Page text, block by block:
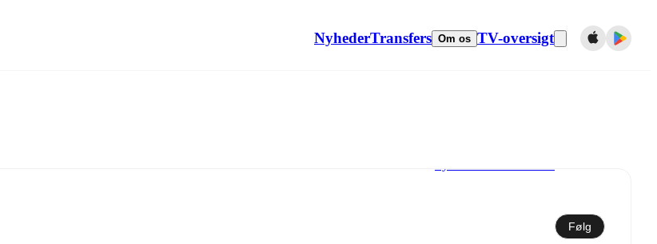
NyhederTransfers Om os TV-oversigt
Følg